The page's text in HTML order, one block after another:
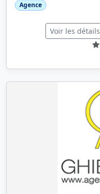
Agence
Voir les détails